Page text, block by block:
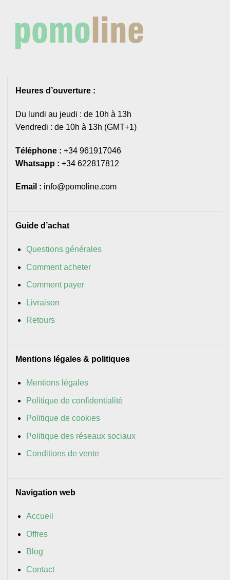
Heures d’ouverture :
Du lundi au jeudi : de 10h à 13h
Vendredi : de 10h à 13h (GMT+1)
Téléphone : +34 961917046
Whatsapp : +34 622817812
Email : info@pomoline.com
Guide d’achat
Questions générales
Comment acheter
Comment payer
Livraison
Retours
Mentions légales & politiques
Mentions légales
Politique de confidentialité
Politique de cookies
Politique des réseaux sociaux
Conditions de vente
Navigation web
Accueil
Offres
Blog
Contact